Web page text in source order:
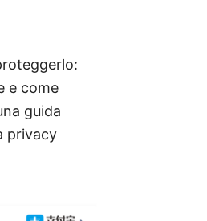
e come
guida
privacy